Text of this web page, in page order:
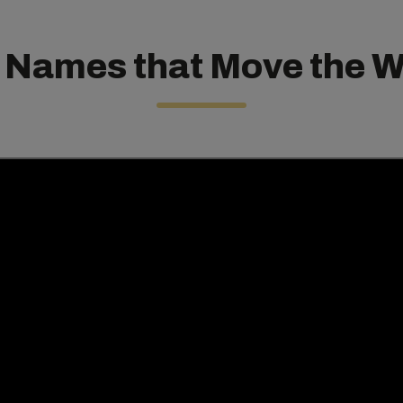
that Move the